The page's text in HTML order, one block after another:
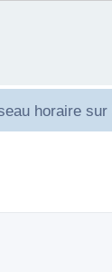
horaire sur